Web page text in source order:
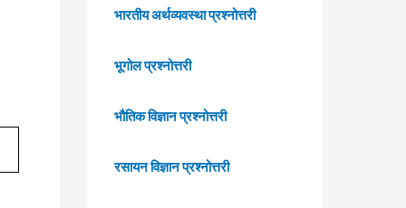
भारतीय अर्थव्यवस्था प्रश्नोत्तरी
भूगोल प्रश्नोत्तरी
भौतिक विज्ञान प्रश्नोत्तरी
रसायन विज्ञान प्रश्नोत्तरी